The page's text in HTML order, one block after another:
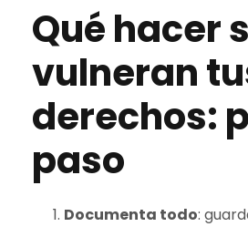
Qué hacer
vulneran
derechos:
paso
Documenta todo: